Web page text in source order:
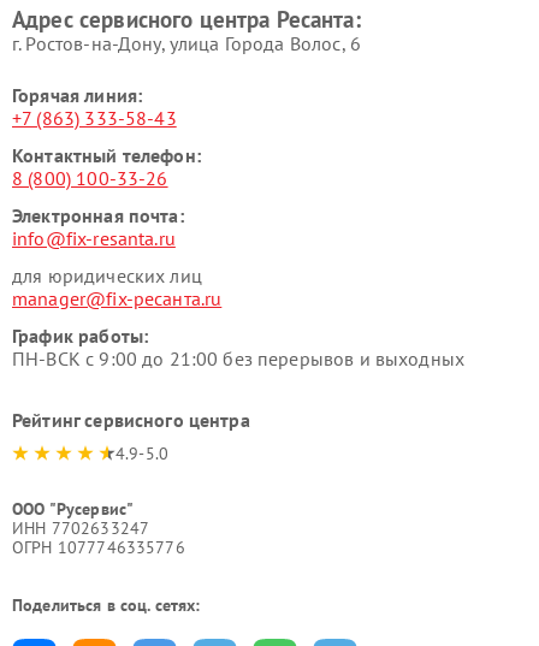
Адрес сервисного центра Ресанта:
г. Ростов-на-Дону, улица Города Волос, 6
Горячая линия:
+7 (863) 333-58-43
Контактный телефон:
8 (800) 100-33-26
Электронная почта:
info@fix-resanta.ru
для юридических лиц
manager@fix-ресанта.ru
График работы:
ПН-ВСК с 9:00 до 21:00 без перерывов и выходных
Рейтинг сервисного центра
4.9-5.0
ООО "Русервис"
ИНН 7702633247
ОГРН 1077746335776
Поделиться в соц. сетях: